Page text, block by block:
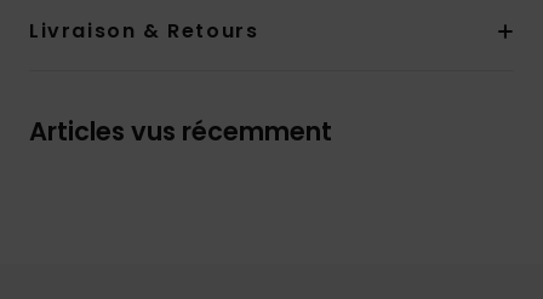
Livraison & Retours
Articles vus récemment